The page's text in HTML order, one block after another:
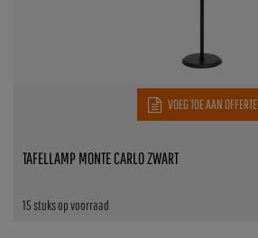
VOEG TOE AAN OFFERTE
15 stuks op voorraad
TAFELLAMP MONTE CARLO ZWART